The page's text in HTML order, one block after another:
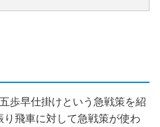
歩早仕掛けという急戦策を紹
飛車に対して急戦策が使わ